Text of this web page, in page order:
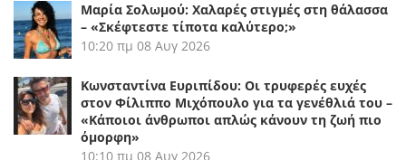
Μαρία Σολωμού: Χαλαρές στιγμές στη θάλασσα
– «Σκέφτεστε τίποτα καλύτερο;»
10:20 πμ 08 Αυγ 2026
Κωνσταντίνα Ευριπίδου: Οι τρυφερές ευχές
στον Φίλιππο Μιχόπουλο για τα γενέθλιά του –
«Κάποιοι άνθρωποι απλώς κάνουν τη ζωή πιο
όμορφη»
10:10 πμ 08 Αυγ 2026